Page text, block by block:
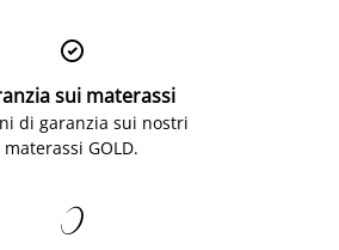

sui materassi
di garanzia sui nostri
materassi GOLD.
